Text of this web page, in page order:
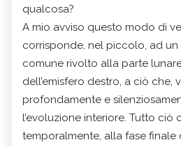
qualcosa?
A mio avviso questo modo di
corrisponde, nel piccolo, ad
comune rivolto alla parte
dell’emisfero destro, a ciò che,
profondamente e
l’evoluzione interiore. Tutto ciò
temporalmente, alla fase finale